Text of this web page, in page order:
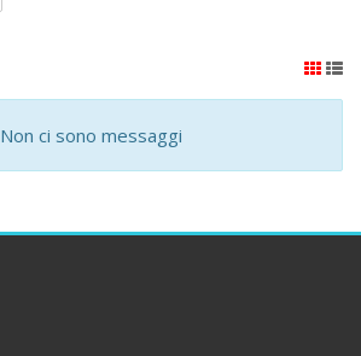
Non ci sono messaggi